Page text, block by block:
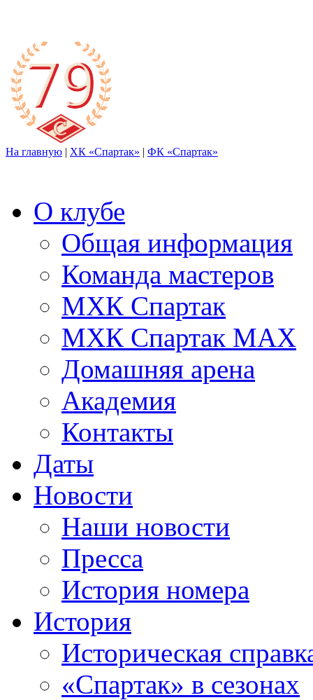
На главную | ХК «Спартак» | ФК «Спартак»
О клубе
Общая информация
Команда мастеров
МХК Спартак
МХК Спартак МАХ
Домашняя арена
Академия
Контакты
Даты
Новости
Наши новости
Пресса
История номера
История
Историческая
«Спартак» в сезонах